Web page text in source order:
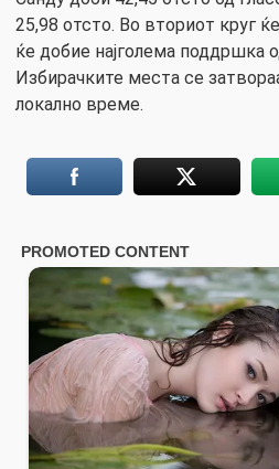
25,98 отсто. Во вториот круг
ќе добие најголема поддршка
Избирачките места се
локално време.